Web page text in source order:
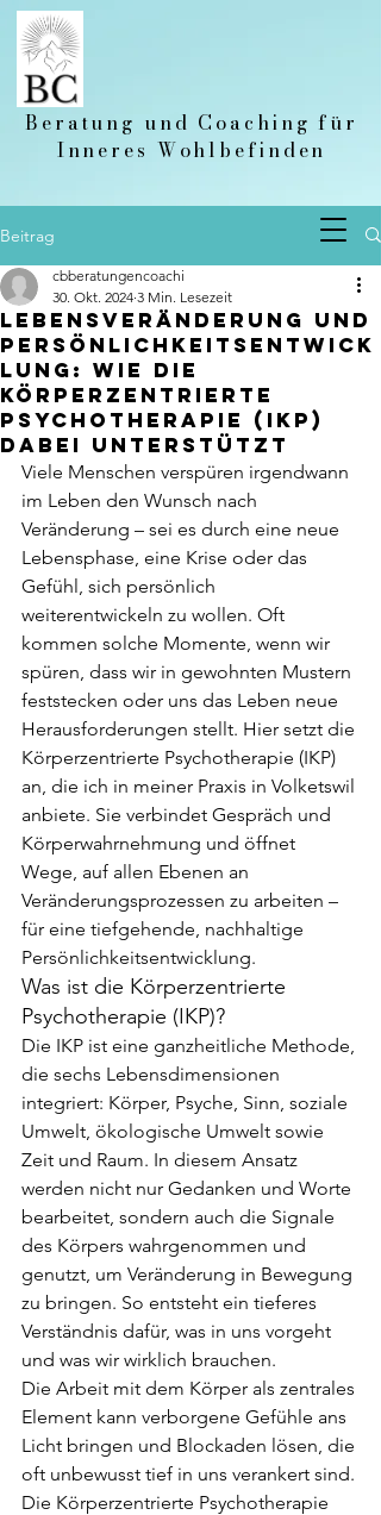
Beratung und Coaching für
Inneres Wohlbefinden
Beitrag
Lebensveränderung und
Persönlichkeitsentwick
lung: Wie die
Körperzentrierte
Psychotherapie (IKP)
dabei unterstützt
cbberatungencoachi
30. Okt. 2024 3 Min. Lesezeit
Viele Menschen verspüren irgendwann
im Leben den Wunsch nach
Veränderung – sei es durch eine neue
Lebensphase, eine Krise oder das
Gefühl, sich persönlich
weiterentwickeln zu wollen. Oft
kommen solche Momente, wenn wir
spüren, dass wir in gewohnten Mustern
feststecken oder uns das Leben neue
Herausforderungen stellt. Hier setzt die
Körperzentrierte Psychotherapie (IKP)
an, die ich in meiner Praxis in Volketswil
anbiete. Sie verbindet Gespräch und
Körperwahrnehmung und öffnet
Wege, auf allen Ebenen an
Veränderungsprozessen zu arbeiten –
für eine tiefgehende, nachhaltige
Persönlichkeitsentwicklung.
Was ist die Körperzentrierte
Psychotherapie (IKP)?
Die IKP ist eine ganzheitliche Methode,
die sechs Lebensdimensionen
integriert: Körper, Psyche, Sinn, soziale
Umwelt, ökologische Umwelt sowie
Zeit und Raum. In diesem Ansatz
werden nicht nur Gedanken und Worte
bearbeitet, sondern auch die Signale
des Körpers wahrgenommen und
genutzt, um Veränderung in Bewegung
zu bringen. So entsteht ein tieferes
Verständnis dafür, was in uns vorgeht
und was wir wirklich brauchen.
Die Arbeit mit dem Körper als zentrales
Element kann verborgene Gefühle ans
Licht bringen und Blockaden lösen, die
oft unbewusst tief in uns verankert sind.
Die Körperzentrierte Psychotherapie